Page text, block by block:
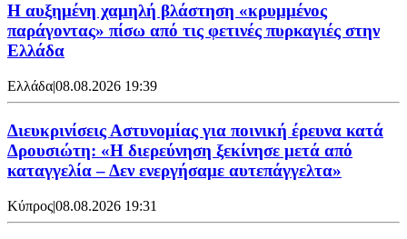
Η αυξημένη χαμηλή βλάστηση «κρυμμένος
παράγοντας» πίσω από τις φετινές πυρκαγιές στην
Ελλάδα
Ελλάδα|08.08.2026 19:39
Διευκρινίσεις Αστυνομίας για ποινική έρευνα κατά
Δρουσιώτη: «Η διερεύνηση ξεκίνησε μετά από
καταγγελία – Δεν ενεργήσαμε αυτεπάγγελτα»
Κύπρος|08.08.2026 19:31